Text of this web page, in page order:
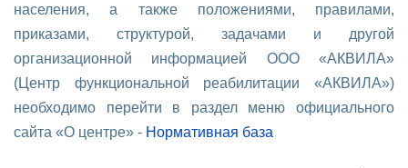
населения, а также положениями, правилами,
приказами, структурой, задачами и другой
организационной информацией ООО «АКВИЛА»
(Центр функциональной реабилитации «АКВИЛА»)
необходимо перейти в раздел меню официального
сайта «О центре» - Нормативная база